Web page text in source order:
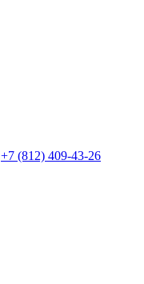
+7 (812) 409-43-26